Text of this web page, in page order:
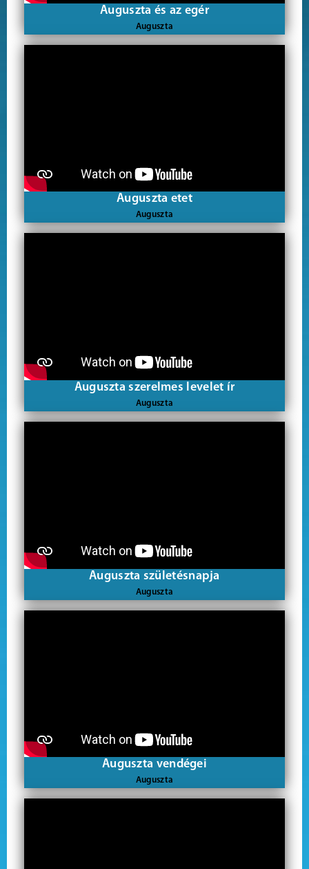
Auguszta és az egér
Auguszta
Auguszta etet
Auguszta
Auguszta szerelmes levelet ír
Auguszta
Auguszta születésnapja
Auguszta
Auguszta vendégei
Auguszta